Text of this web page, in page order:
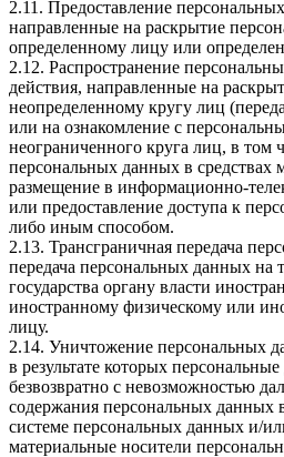
2.11. Предоставление
направленные на раскрытие
определенному лицу или
2.12. Распространение
действия, направленные на
неопределенному кругу лиц
или на ознакомление с
неограниченного круга лиц, в том
персональных данных в средствах
размещение в информационно-
или предоставление доступа к
либо иным способом.
2.13. Трансграничная передача
передача персональных данных на
государства органу власти
иностранному физическому или
лицу.
2.14. Уничтожение персональных
в результате которых
безвозвратно с невозможностью
содержания персональных
системе персональных данных и/
материальные носители